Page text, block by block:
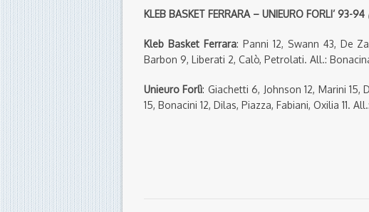
KLEB BASKET FERRARA – UNIEURO FORLI’ 93-94
Kleb Basket Ferrara: Panni 12, Swann 43, De
Barbon 9, Liberati 2, Calò, Petrolati. All.:
Unieuro Forlì: Giachetti 6, Johnson 12, Marini
15, Bonacini 12, Dilas, Piazza, Fabiani, Oxilia 11.